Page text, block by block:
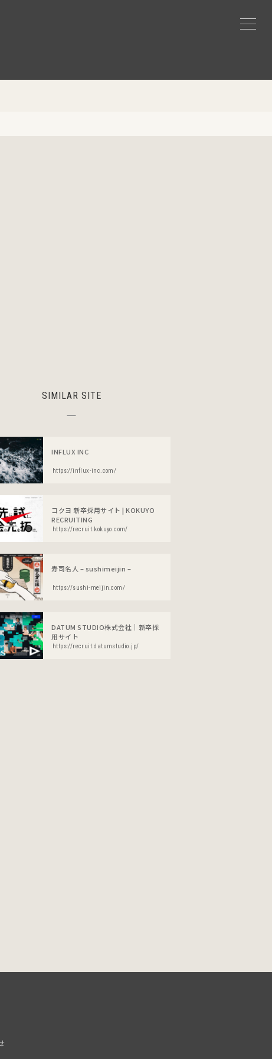
SIMILAR SITE
INFLUX INC
https://influx-inc.com/
コクヨ 新卒採用サイト | KOKUYO
RECRUITING
https://recruit.kokuyo.com/
寿司名人 – sushimeijin –
https://sushi-meijin.com/
DATUM STUDIO株式会社｜新卒採
用サイト
https://recruit.datumstudio.jp/